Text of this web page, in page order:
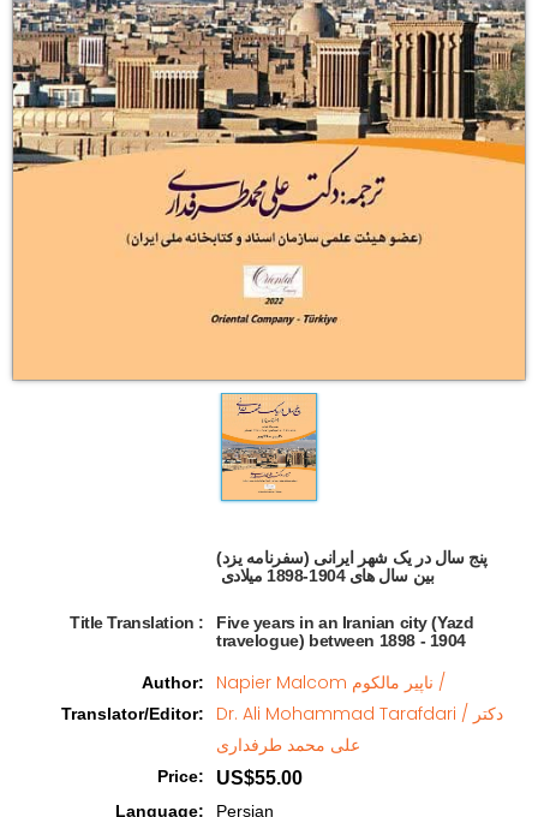
پنج سال در یک شهر ایرانی (سفرنامه یزد)
بین سال های 1904-1898 میلادی
Title Translation :
Five years in an Iranian city (Yazd
travelogue) between 1898 - 1904
Author: Napier Malcom ناپیر مالکوم /
Translator/Editor:
Dr. Ali Mohammad Tarafdari / دکتر
علی محمد طرفداری
Price: US$55.00
Language:
Persian